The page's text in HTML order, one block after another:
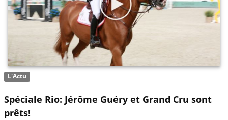
L'Actu
Spéciale Rio: Jérôme Guéry et Grand Cru sont
prêts!